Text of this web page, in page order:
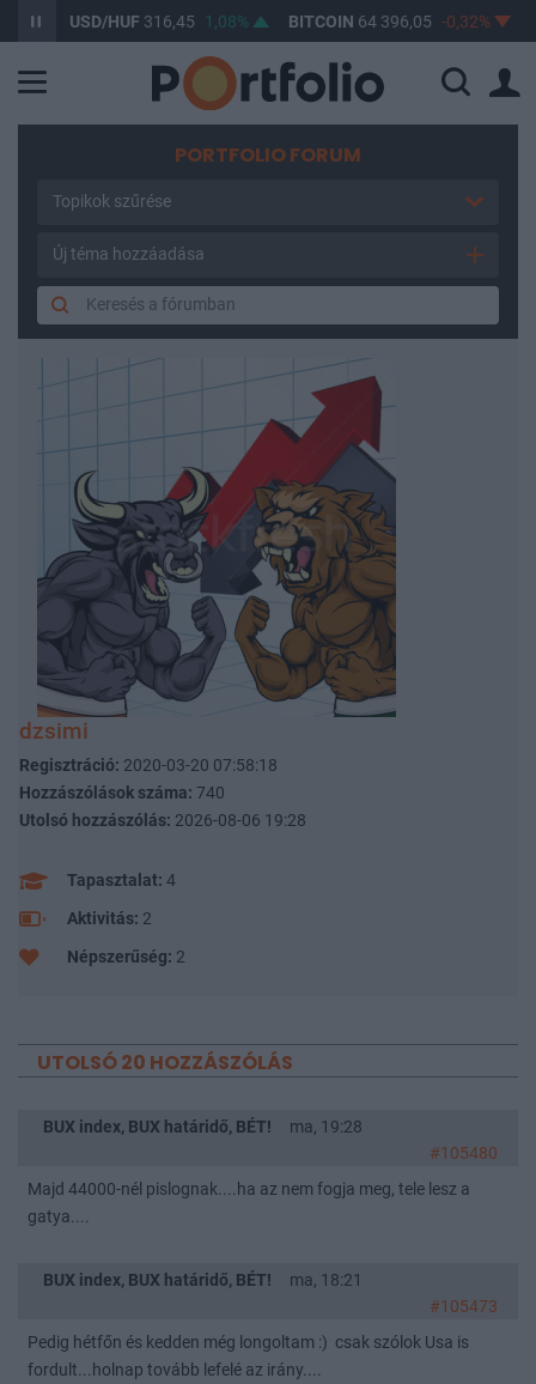
USD/HUF 316,45 1,08% BITCOIN64 396,05 -0,32%
PORTFOLIO FORUM
Topikok szűrése
Új téma hozzáadása
dzsimi
Regisztráció: 2020-03-20 07:58:18
Hozzászólások száma: 740
Utolsó hozzászólás: 2026-08-06 19:28
Tapasztalat: 4
Aktivitás: 2
Népszerűség: 2
UTOLSÓ 20 HOZZÁSZÓLÁS
BUX index, BUX határidő, BÉT!
ma, 19:28
#105480
Majd 44000-nél pislognak....ha az nem fogja meg, tele lesz a
gatya....
BUX index, BUX határidő, BÉT!
ma, 18:21
#105473
Pedig hétfőn és kedden még longoltam :) csak szólok Usa is
fordult...holnap tovább lefelé az irány....